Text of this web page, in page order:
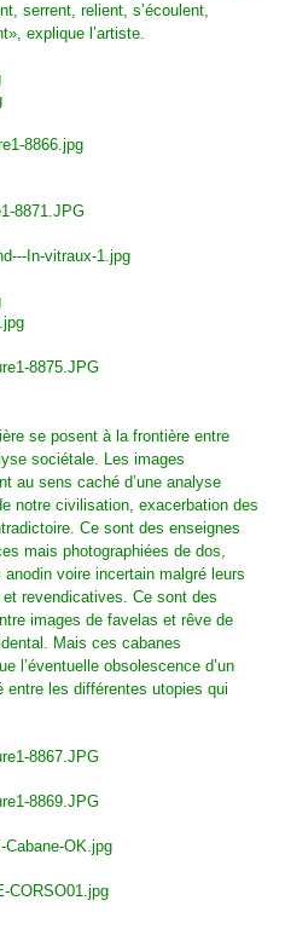
serrent, relient, s’écoulent,
explique l’artiste.
se posent à la frontière entre
sociétale. Les images
au sens caché d’une analyse
notre civilisation, exacerbation des
Ce sont des enseignes
mais photographiées de dos,
voire incertain malgré leurs
revendicatives. Ce sont des
images de favelas et rêve de
Mais ces cabanes
l’éventuelle obsolescence d’un
les différentes utopies qui